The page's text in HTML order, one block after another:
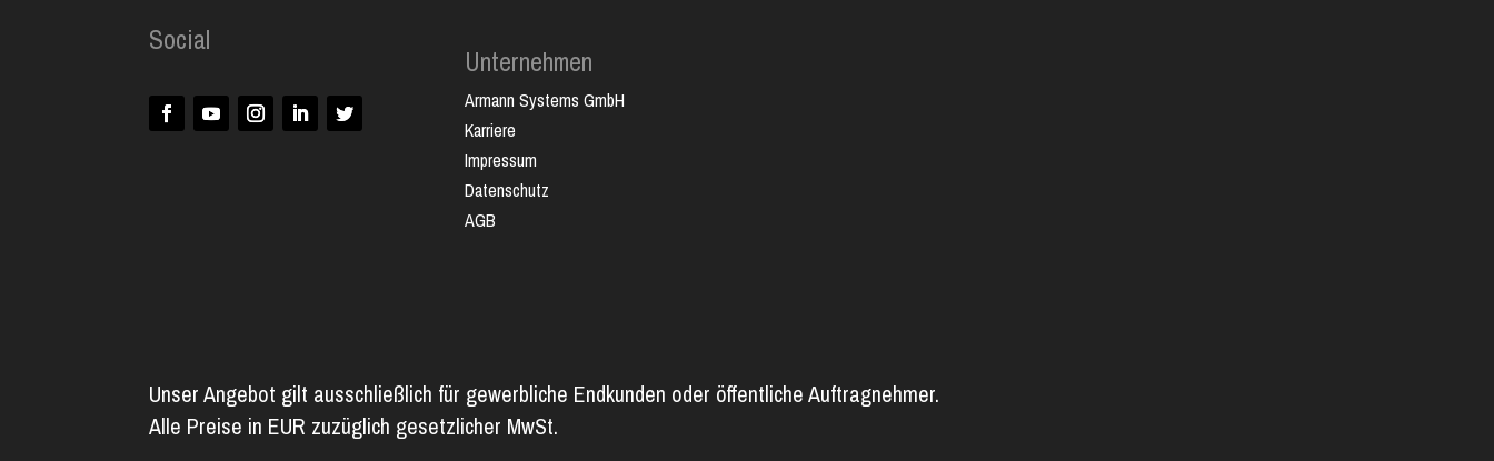
Social
Unternehmen
Armann Systems GmbH
Karriere
Impressum
Datenschutz
AGB
Unser Angebot gilt ausschließlich für gewerbliche Endkunden oder öffentliche Auftragnehmer.
Alle Preise in EUR zuzüglich gesetzlicher MwSt.